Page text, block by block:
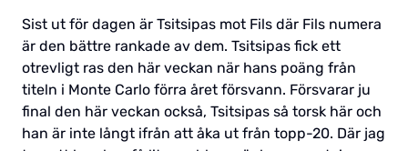
Sist ut för dagen är Tsitsipas mot Fils där Fils numera
är den bättre rankade av dem. Tsitsipas fick ett
otrevligt ras den här veckan när hans poäng från
titeln i Monte Carlo förra året försvann. Försvarar ju
final den här veckan också, Tsitsipas så torsk här och
han är inte långt ifrån att åka ut från topp-20. Där jag